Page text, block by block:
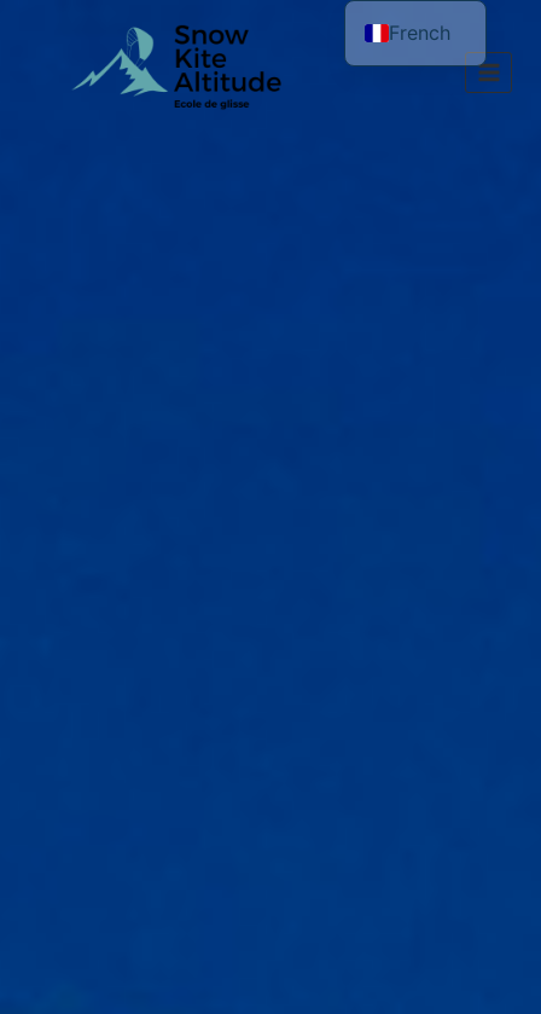
French
English